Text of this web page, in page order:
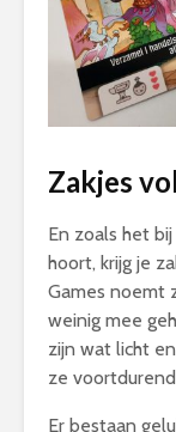
Zakjes
En zoals het
hoort, krijg je
Games noemt
weinig mee
zijn wat licht
ze
Er bestaan